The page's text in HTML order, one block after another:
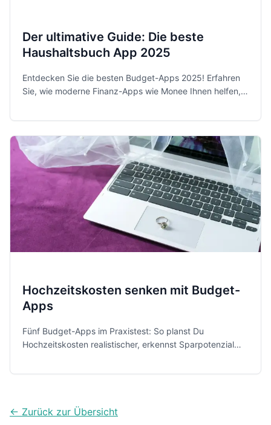
Der ultimative Guide: Die beste
Haushaltsbuch App 2025
Entdecken Sie die besten Budget-Apps 2025! Erfahren
Sie, wie moderne Finanz-Apps wie Monee Ihnen helfen,
Hochzeitskosten senken mit Budget-
Apps
Fünf Budget-Apps im Praxistest: So planst Du
Hochzeitskosten realistischer, erkennst Sparpotenzial
← Zurück zur Übersicht